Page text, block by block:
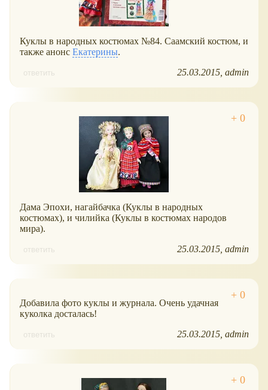
Куклы в народных костюмах №84. Саамский костюм, и
также анонс Екатерины.
ответить 25.03.2015 admin
Дама Эпохи, нагайбачка (Куклы в народных
костюмах), и чилийка (Куклы в костюмах народов
мира).
ответить 25.03.2015 admin
Добавила фото куклы и журнала. Очень удачная
куколка досталась!
ответить 25.03.2015 admin